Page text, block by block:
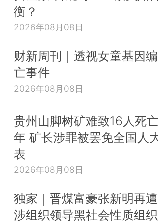
衡？
2026年08月08日
财新周刊｜透视女童基因
亡事件
2026年08月08日
贵州山脚树矿难致16人死
年 矿长涉罪被罢免全国人
表
2026年08月08日
独家｜晋煤富豪张新明再
涉组织领导黑社会性质组